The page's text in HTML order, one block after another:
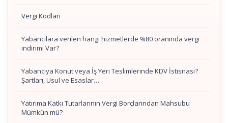
Vergi Kodları
Yabancılara verilen hangi hizmetlerde %80 oranında vergi
indirimi Var?
Yabancıya Konut veya İş Yeri Teslimlerinde KDV İstisnası?
Şartları, Usul ve Esaslar…
Yatırıma Katkı Tutarlarının Vergi Borçlarından Mahsubu
Mümkün mü?